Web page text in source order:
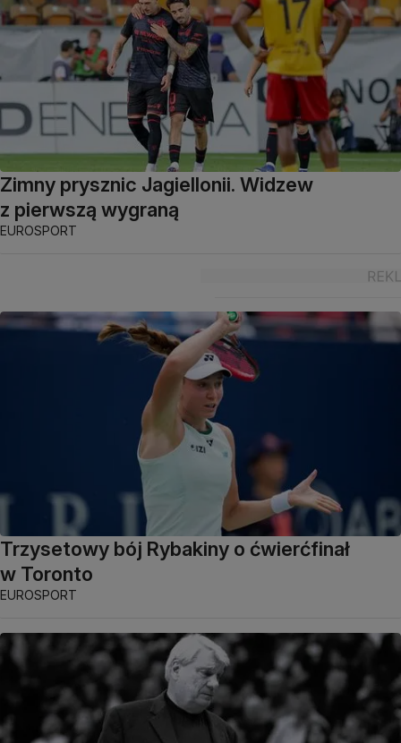
Zimny prysznic Jagiellonii. Widzew
z pierwszą wygraną
EUROSPORT
Trzysetowy bój Rybakiny o ćwierćfinał
w Toronto
EUROSPORT